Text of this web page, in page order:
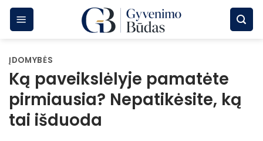
Skip
ĮDOMYBĖS
Ką paveikslėlyje pamatėte
pirmiausia? Nepatikėsite, ką
tai išduoda